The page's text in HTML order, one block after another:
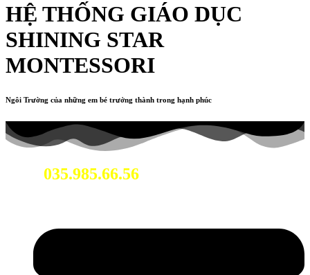
HỆ THỐNG GIÁO DỤC
SHINING STAR
MONTESSORI
Ngôi Trường của những em bé trưởng thành trong hạnh phúc
035.985.66.56